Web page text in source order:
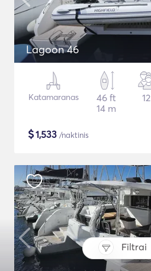
Filtrai
Lagoon 46
Katamaranas
46 ft
14 m
12
$1,533 /naktinis